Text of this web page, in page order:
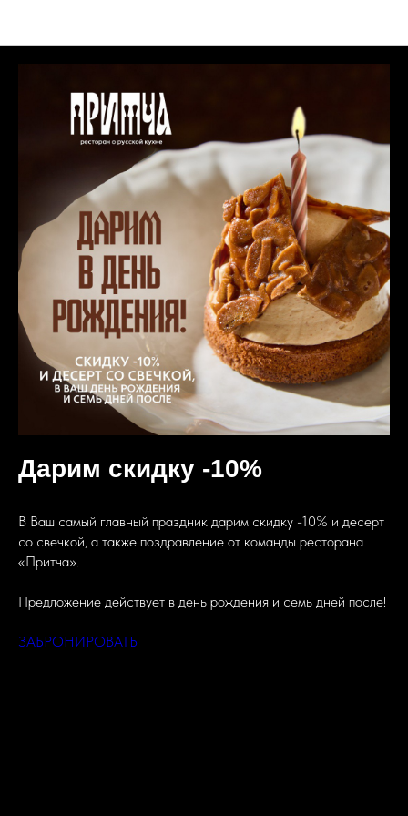
Дарим скидку -10%
В Ваш самый главный праздник дарим скидку -10% и десерт
со свечкой, а также поздравление от команды ресторана
«Притча».
Предложение действует в день рождения и семь дней после!
ЗАБРОНИРОВАТЬ